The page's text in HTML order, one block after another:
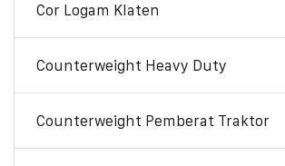
Cor Logam Klaten
Counterweight Heavy Duty
Counterweight Pemberat Traktor